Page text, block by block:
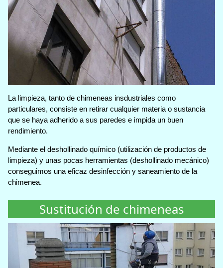
La limpieza, tanto de chimeneas insdustriales como
particulares, consiste en retirar cualquier materia o sustancia
que se haya adherido a sus paredes e impida un buen
rendimiento.
Mediante el deshollinado químico (utilización de productos de
limpieza) y unas pocas herramientas (deshollinado mecánico)
conseguimos una eficaz desinfección y saneamiento de la
chimenea.
Sustitución de chimeneas